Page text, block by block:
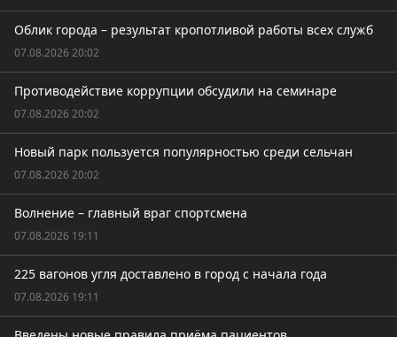
Облик города – результат кропотливой работы всех служб
07.08.2026 20:02
Противодействие коррупции обсудили на семинаре
07.08.2026 20:02
Новый парк пользуется популярностью среди сельчан
07.08.2026 20:02
Волнение – главный враг спортсмена
07.08.2026 19:11
225 вагонов угля доставлено в город с начала года
07.08.2026 19:11